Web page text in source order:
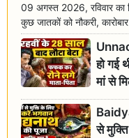
09 अगस्त 2026, रविवार का
कुछ जातकों को नौकरी,
हो गई
मां से
से मुक्ति